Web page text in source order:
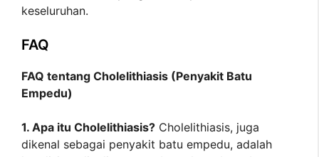
keseluruhan.
FAQ
FAQ tentang Cholelithiasis (Penyakit Batu
Empedu)
1. Apa itu Cholelithiasis? Cholelithiasis, juga
dikenal sebagai penyakit batu empedu, adalah